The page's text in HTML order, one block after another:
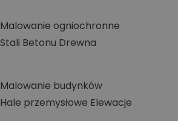
Malowanie ogniochronne
Stali Betonu Drewna
Malowanie budynków
Hale przemysłowe Elewacje